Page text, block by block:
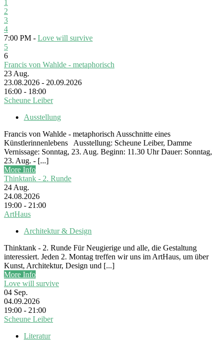
1
2
3
4
7:00 PM - Love will survive
5
6
Francis von Wahlde - metaphorisch
23 Aug.
23.08.2026 - 20.09.2026
16:00 - 18:00
Scheune Leiber
Ausstellung
Francis von Wahlde - metaphorisch Ausschnitte eines
Künstlerinnenlebens Ausstellung: Scheune Leiber, Damme
Vernissage: Sonntag, 23. Aug. Beginn: 11.30 Uhr Dauer: Sonntag,
23. Aug. - [...]
More Info
Thinktank - 2. Runde
24 Aug.
24.08.2026
19:00 - 21:00
ArtHaus
Architektur & Design
Thinktank - 2. Runde Für Neugierige und alle, die Gestaltung
interessiert. Jeden 2. Montag treffen wir uns im ArtHaus, um über
Kunst, Architektur, Design und [...]
More Info
Love will survive
04 Sep.
04.09.2026
19:00 - 21:00
Scheune Leiber
Literatur